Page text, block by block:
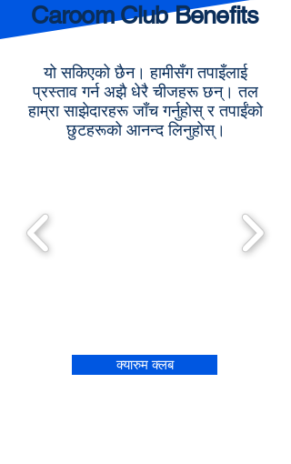
Caroom Club Benefits
यो सकिएको छैन। हामीसँग तपाइँलाई
प्रस्ताव गर्न अझै धेरै चीजहरू छन्। तल
हाम्रा साझेदारहरू जाँच गर्नुहोस् र तपाईंको
छुटहरूको आनन्द लिनुहोस्।
क्यारुम क्लब